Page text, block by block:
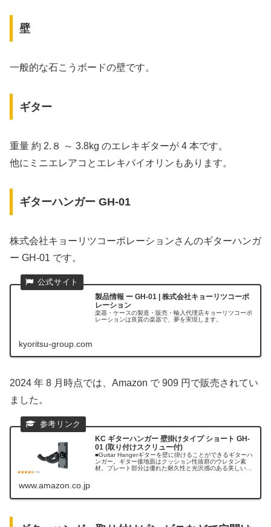
壁
一般的な石こうボードの壁です。
ギター
重量 約 2.８ ～ 3.8kg のエレキギターが 4 本です。
他にミニエレアコとエレキバイオリンもあります。
ギターハンガー GH-01
株式会社キョーリツコーポレーションさんのギターハンガ
ー GH-01 です。
製品情報 ー GH-01 | 株式会社キョーリツコーポ
レーション
楽器・ケースの製造・販売・輸入代理店キョーリツコーポ
レーションは良質の楽器で、夢を実現します。
kyoritsu-group.com
2024 年 8 月時点では、Amazon で 909 円で販売されてい
ました。
KC ギターハンガー 壁掛けタイプ ショート GH-
01 (取り付けスクリュー付)
■Guitar Hangerギターを壁に掛けることができるギターハ
ンガー。ギター接地面はクッション性抜群のウレタン素
材。プレート部分は優れた耐久性と光沢感のある美しい見
www.amazon.co.jp